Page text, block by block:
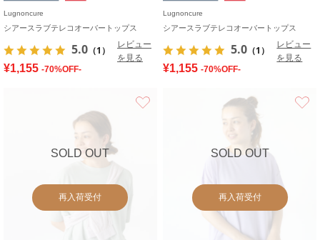
Lugnoncure
シアースラブテレコオーバートップス
5.0 （1）
レビュー
を見る
¥1,155 -70%OFF-
Lugnoncure
シアースラブテレコオーバートップス
5.0 （1）
レビュー
を見る
¥1,155 -70%OFF-
SOLD OUT
再入荷受付
SOLD OUT
再入荷受付